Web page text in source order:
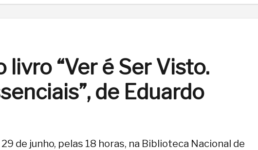
“Ver é Ser Visto.
de Eduardo
de junho, pelas 18 horas, na Biblioteca Nacional de